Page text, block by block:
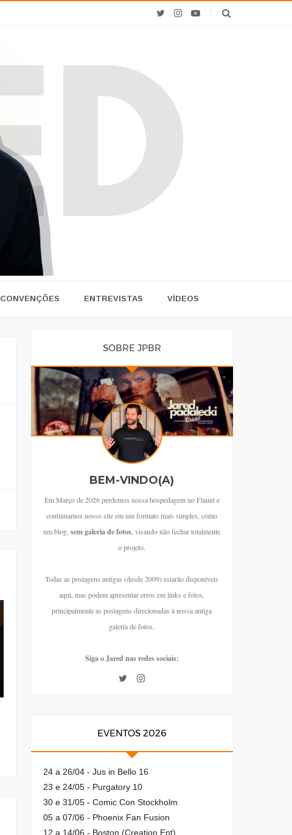
CONVENÇÕES ENTREVISTAS VÍDEOS
SOBRE JPBR
BEM-VINDO(A)
Em Março de 2026 perdemos nossa hospedagem no Flaunt e
continuamos nosso site em um formato mais simples, como
um blog,sem galeria de fotos, visando não fechar totalmente
o projeto.
Todas as postagens antigas (desde 2009) estarão disponíveis
aqui, mas podem apresentar erros em links e fotos,
principalmente as postagens direcionadas à nossa antiga
galeria de fotos.
Siga o Jared nas redes sociais:
EVENTOS 2026
24 a 26/04 - Jus in Bello 16
23 e 24/05 - Purgatory 10
30 e 31/05 - Comic Con Stockholm
05 a 07/06 - Phoenix Fan Fusion
12 a 14/06 - Boston (Creation Ent)